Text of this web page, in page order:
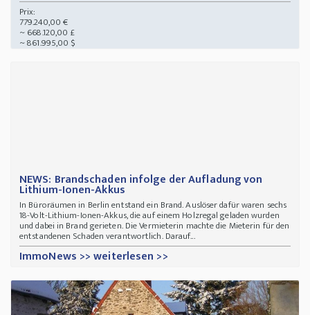
Prix:
779.240,00 €
~ 668.120,00 £
~ 861.995,00 $
NEWS: Brandschaden infolge der Aufladung von
Lithium-Ionen-Akkus
In Büroräumen in Berlin entstand ein Brand. Auslöser dafür waren sechs
18-Volt-Lithium-Ionen-Akkus, die auf einem Holzregal geladen wurden
und dabei in Brand gerieten. Die Vermieterin machte die Mieterin für den
entstandenen Schaden verantwortlich. Darauf...
ImmoNews >> weiterlesen >>